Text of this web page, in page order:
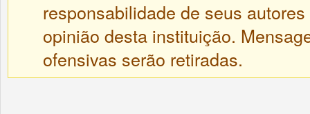
responsabilidade de seus
opinião desta instituição.
ofensivas serão retiradas.